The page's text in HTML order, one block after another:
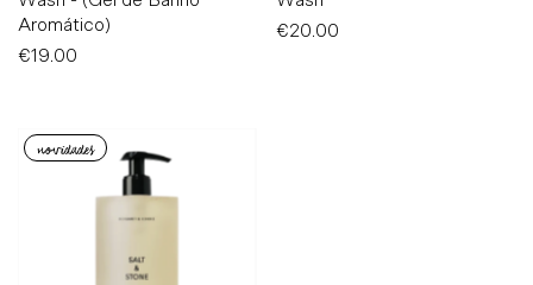
Aromático)
Preço
€19.00
Preço
€20.00
novidades